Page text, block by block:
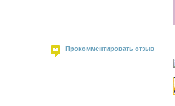
Прокомментировать отзыв